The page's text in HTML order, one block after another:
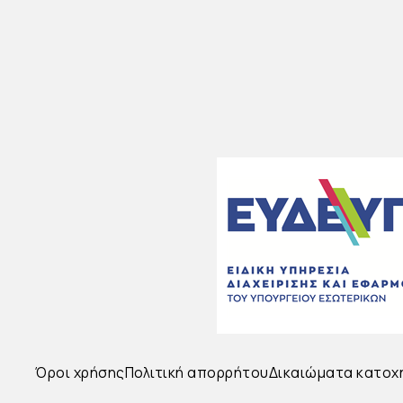
Όροι χρήσηςΠολιτική απορρήτουΔικαιώματα